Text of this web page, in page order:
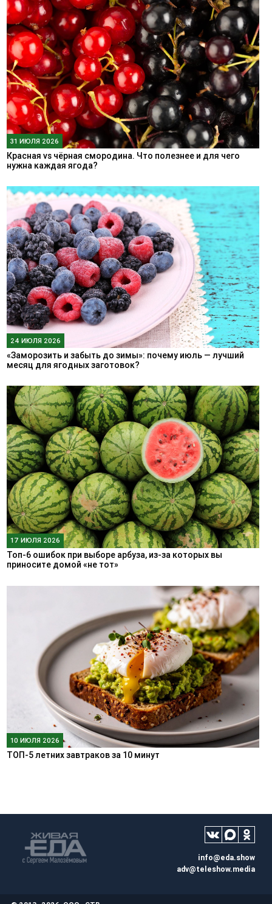
31 ИЮЛЯ 2026
Красная vs чёрная смородина. Что полезнее и для чего
нужна каждая ягода?
24 ИЮЛЯ 2026
«Заморозить и забыть до зимы»: почему июль — лучший
месяц для ягодных заготовок?
17 ИЮЛЯ 2026
Топ-6 ошибок при выборе арбуза, из-за которых вы
приносите домой «не тот»
10 ИЮЛЯ 2026
ТОП-5 летних завтраков за 10 минут
info@eda.show
adv@teleshow.media